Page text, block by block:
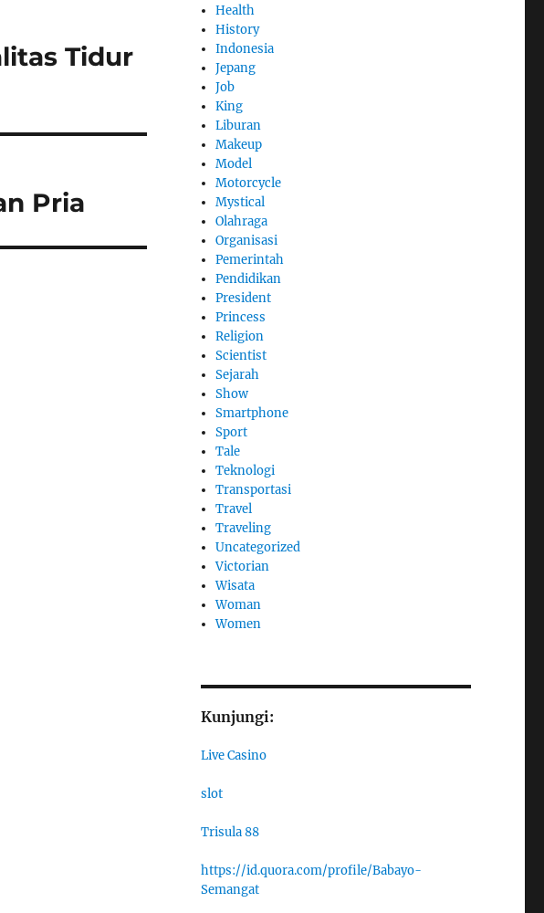
Tidur
Pria
Health
History
Indonesia
Jepang
Job
King
Liburan
Makeup
Model
Motorcycle
Mystical
Olahraga
Organisasi
Pemerintah
Pendidikan
President
Princess
Religion
Scientist
Sejarah
Show
Smartphone
Sport
Tale
Teknologi
Transportasi
Travel
Traveling
Uncategorized
Victorian
Wisata
Woman
Women
Kunjungi:
Live Casino
slot
Trisula 88
https://id.quora.com/profile/Babayo-
Semangat